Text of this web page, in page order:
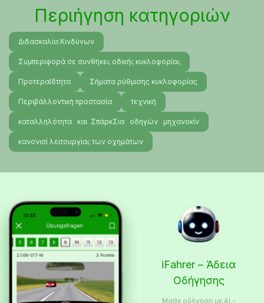
Περιήγηση κατηγοριών
Διδασκαλία Κινδύνων
Συμπεριφορά σε συνθήκεϛ οδικήϛ κυκλοφορίαϛ
ΠροτεραΙδτητα Σήματα ρύθμισης κυκλοφορίας
Περιβάλλοντική προστασία τεχνική
καταλληλότητα και ΣπάρκΣια οδηγών μηχανοκίν
κανονισί λειτουργίαϛ των οχημάτων
iFahrer – Άδεια
Οδήγησης
Μάθε οδήγηση με AI –